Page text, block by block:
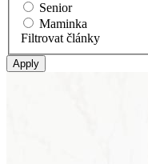
Senior
Maminka
Filtrovat články